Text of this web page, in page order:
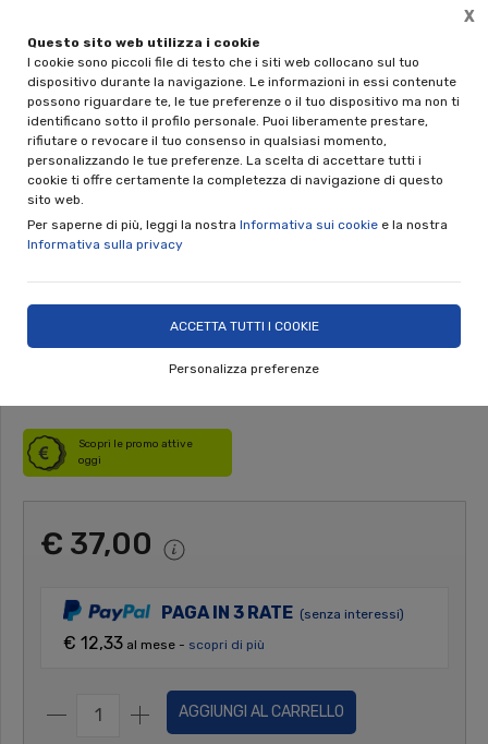
Questo sito web utilizza i cookie
I cookie sono piccoli file di testo che i siti web collocano sul tuo
dispositivo durante la navigazione. Le informazioni in essi contenute
possono riguardare te, le tue preferenze o il tuo dispositivo ma non ti
identificano sotto il profilo personale. Puoi liberamente prestare,
rifiutare o revocare il tuo consenso in qualsiasi momento,
personalizzando le tue preferenze. La scelta di accettare tutti i
cookie ti offre certamente la completezza di navigazione di questo
sito web.
Per saperne di più, leggi la nostra Informativa sui cookie e la nostra
Informativa sulla privacy
ACCETTA TUTTI I COOKIE
Personalizza preferenze
X
🎁 REGALA UNA CERAMICA NINO PARRUCCA
Disponibili le gift card da 50€ e 100€
Salvadanaio Maialino Piccolo
Nino Parrucca
Scopri le promo attive
oggi
€ 37,00
PAGA IN 3 RATE (senza interessi)
€ 12,33 al mese - scopri di più
AGGIUNGI AL CARRELLO